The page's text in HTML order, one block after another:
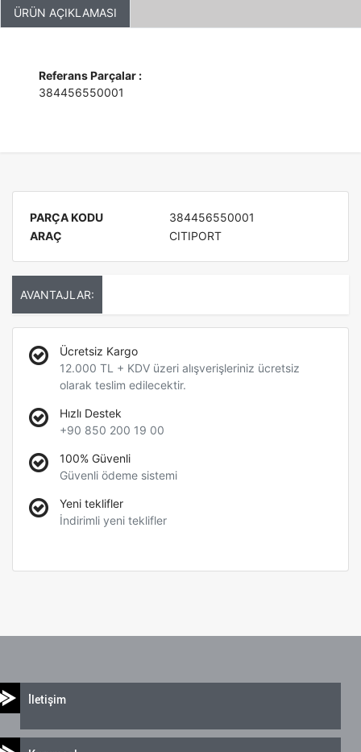
ÜRÜN AÇIKLAMASI
Referans Parçalar :
384456550001
PARÇA KODU
384456550001
ARAÇ
CITIPORT
AVANTAJLAR:
Ücretsiz Kargo
12.000 TL + KDV üzeri alışverişleriniz ücretsiz
olarak teslim edilecektir.
Hızlı Destek
+90 850 200 19 00
100% Güvenli
Güvenli ödeme sistemi
Yeni teklifler
İndirimli yeni teklifler
İletişim